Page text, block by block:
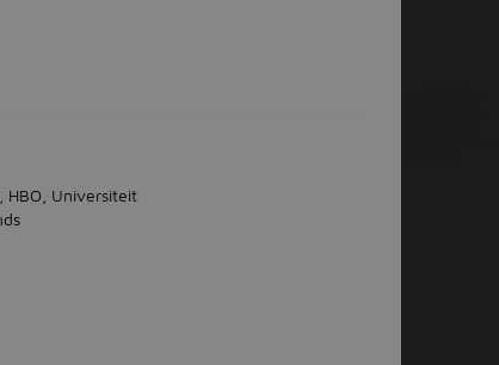
HBO, Universiteit